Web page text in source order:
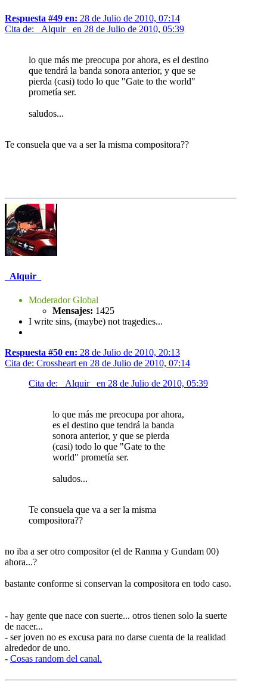
Respuesta #49 en: 28 de Julio de 2010, 07:14
Cita de: _Alquir_ en 28 de Julio de 2010, 05:39
lo que más me preocupa por ahora, es el destino
que tendrá la banda sonora anterior, y que se
pierda (casi) todo lo que "Gate to the world"
prometía ser.
saludos...
Te consuela que va a ser la misma compositora??
_Alquir_
Moderador Global
Mensajes: 1425
I write sins, (maybe) not tragedies...
Respuesta #50 en: 28 de Julio de 2010, 20:13
Cita de: Crossheart en 28 de Julio de 2010, 07:14
Cita de: _Alquir_ en 28 de Julio de 2010, 05:39
lo que más me preocupa por ahora,
es el destino que tendrá la banda
sonora anterior, y que se pierda
(casi) todo lo que "Gate to the
world" prometía ser.
saludos...
Te consuela que va a ser la misma
compositora??
no iba a ser otro compositor (el de Ranma y Gundam 00)
ahora...?
bastante conforme si conservan la compositora en todo caso.
- hay gente que nace con suerte... otros tienen solo la suerte
de nacer...
- ser joven no es excusa para no darse cuenta de la realidad
alrededor de uno.
- Cosas random del canal.